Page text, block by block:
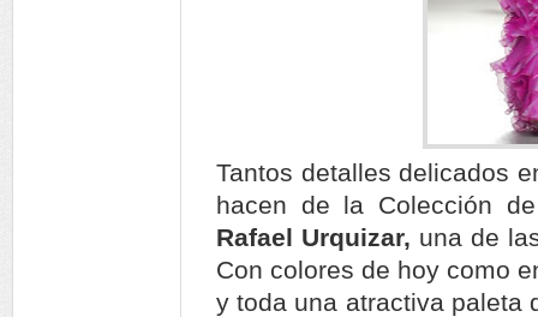
Tantos detalles delicados
hacen de la Colección
Rafael Urquizar, una de
Con colores de hoy como
y toda una atractiva paleta